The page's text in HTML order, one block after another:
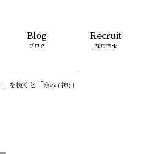
Blog
ブログ
Recruit
採用情報
を抜くと「かみ(神)」